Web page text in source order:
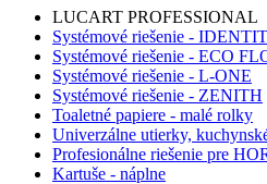
LUCART PROFESSIONAL
Systémové riešenie -
Systémové riešenie - ECO
Systémové riešenie - L-ONE
Systémové riešenie - ZENITH
Toaletné papiere - malé rolky
Univerzálne utierky,
Profesionálne riešenie pre
Kartuše - náplne